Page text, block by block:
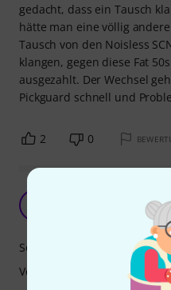
gedacht, dass ein Tausch
hätte man eine völlig
Tausch von den Noisless
klangen, gegen diese Fat
ausgezahlt. Der Wechsel
Pickguard schnell und
2 0
eigentlich schade
Sound
Verarbeitung